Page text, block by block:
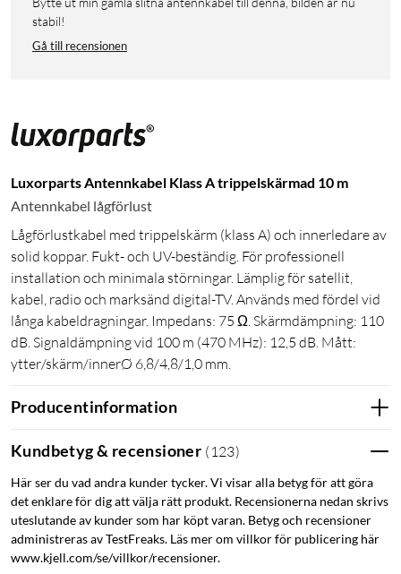
stabil!
Gå till recensionen
Luxorparts Antennkabel Klass A trippelskärmad 10 m
Antennkabel lågförlust
Lågförlustkabel med trippelskärm (klass A) och innerledare av
solid koppar. Fukt- och UV-beständig. För professionell
installation och minimala störningar. Lämplig för satellit,
kabel, radio och marksänd digital-TV. Används med fördel vid
långa kabeldragningar. Impedans: 75 Ω. Skärmdämpning: 110
dB. Signaldämpning vid 100 m (470 MHz): 12,5 dB. Mått:
ytter/skärm/innerØ 6,8/4,8/1,0 mm.
Producentinformation
Kundbetyg & recensioner ( 123)
Här ser du vad andra kunder tycker. Vi visar alla betyg för att göra
det enklare för dig att välja rätt produkt. Recensionerna nedan skrivs
uteslutande av kunder som har köpt varan. Betyg och recensioner
administreras av TestFreaks. Läs mer om villkor för publicering här
www.kjell.com/se/villkor/recensioner.